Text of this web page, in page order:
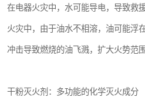
在电器火灾中，水可能导电，导致救
火灾中，由于油水不相溶，油可能浮
冲击导致燃烧的油飞溅，扩大火势范围
干粉灭火剂：多功能的化学灭火成分